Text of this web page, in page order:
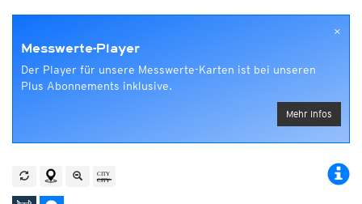
×
Messwerte-Player
Der Player für unsere Messwerte-Karten ist bei unseren
Plus Abonnements inklusive.
Mehr Infos